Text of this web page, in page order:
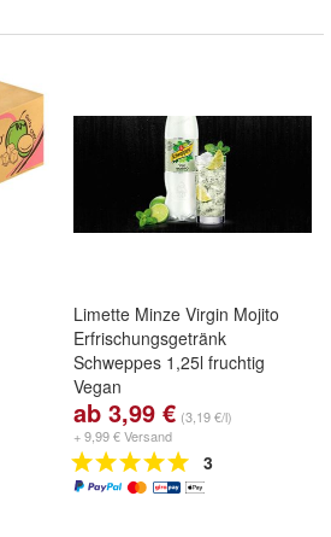
Limette Minze Virgin Mojito
Erfrischungsgetränk
Schweppes 1,25l fruchtig
Vegan
ab 3,99 € (3,19 €/l)
+ 9,99 € Versand
3